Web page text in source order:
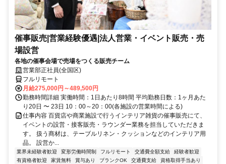
催事販売|営業経験優遇|法人営業・イベント販売・売
場設営
各地の催事会場で売場をつくる販売チーム
営業部正社員(全国区)
フルリモート
月給275,000円～489,500円
勤務時間詳細 実働時間：1日あたり8時間 平均勤務日数：1ヶ月あた
り20日 〜 23日 10：00～20：00(各施設の営業時間による)
仕事内容 百貨店や商業施設で行うインテリア雑貨の催事販売にて、
イベントの設営・接客販売・ラウンダー業務を担当していただきま
す。 扱う商材は、テーブルリネン・クッションなどのインテリア用
品。 設営か...
業界未経験者歓迎 変形労働時間制 フルリモート 交通費全額支給
経験者歓迎
有資格者歓迎
家賃無料 賞与あり ブランクOK 交通費支給 資格取得手当あり